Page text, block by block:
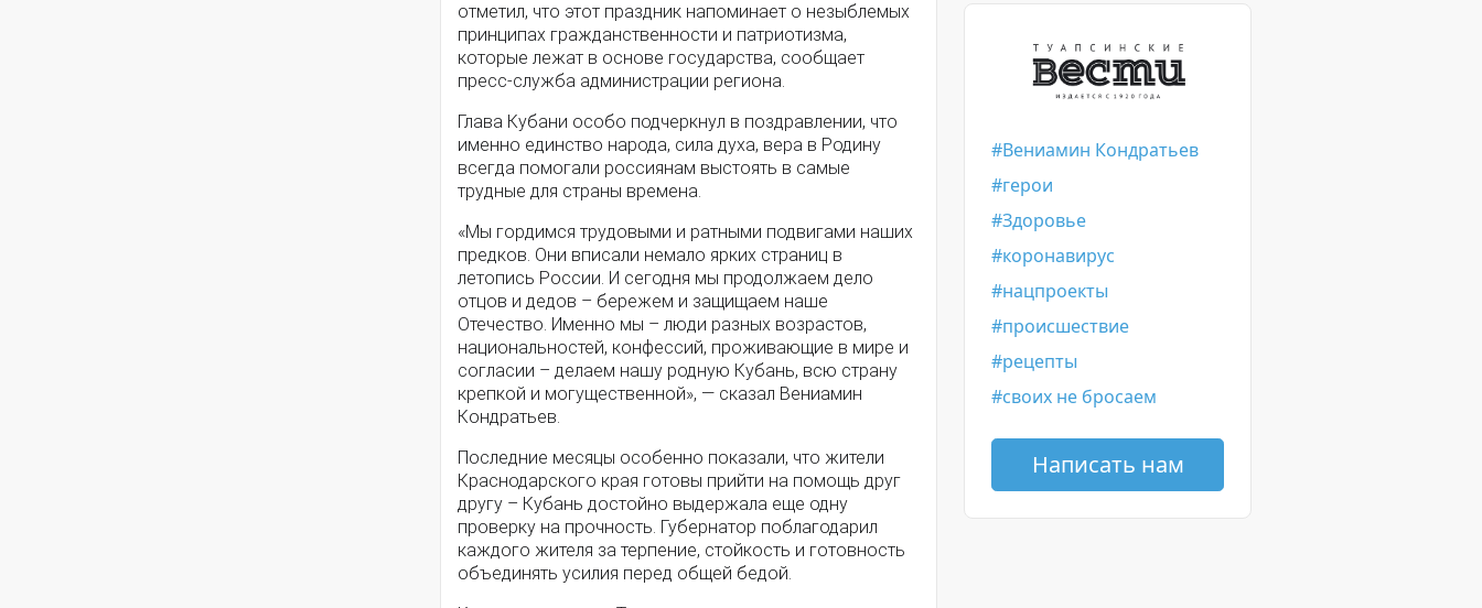
отметил, что этот праздник напоминает о незыблемых
принципах гражданственности и патриотизма,
которые лежат в основе государства, сообщает
пресс-служба администрации региона.
Глава Кубани особо подчеркнул в поздравлении, что
именно единство народа, сила духа, вера в Родину
всегда помогали россиянам выстоять в самые
трудные для страны времена.
«Мы гордимся трудовыми и ратными подвигами наших
предков. Они вписали немало ярких страниц в
летопись России. И сегодня мы продолжаем дело
отцов и дедов – бережем и защищаем наше
Отечество. Именно мы – люди разных возрастов,
национальностей, конфессий, проживающие в мире и
согласии – делаем нашу родную Кубань, всю страну
крепкой и могущественной», — сказал Вениамин
Кондратьев.
Последние месяцы особенно показали, что жители
Краснодарского края готовы прийти на помощь друг
другу – Кубань достойно выдержала еще одну
проверку на прочность. Губернатор поблагодарил
каждого жителя за терпение, стойкость и готовность
объединять усилия перед общей бедой.
Вениамин Кондратьев
герои
Здоровье
коронавирус
нацпроекты
происшествие
рецепты
своих не бросаем
Написать нам